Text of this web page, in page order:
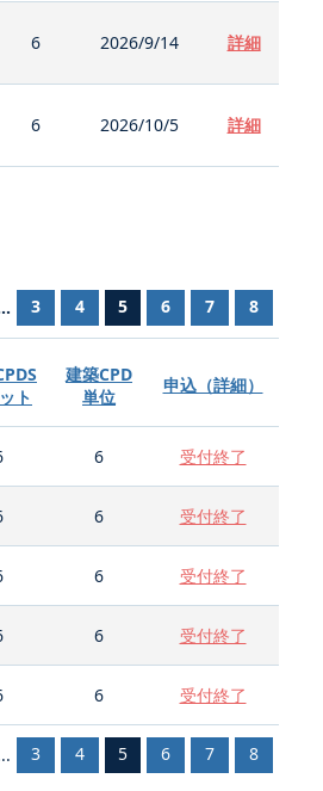
6 2026/9/14 詳細
6 2026/10/5 詳細
3 4 5 6 7 8
ト
建築CPD
単位
申込（詳細）
6 受付終了
6 受付終了
6 受付終了
6 受付終了
6 受付終了
3 4 5 6 7 8